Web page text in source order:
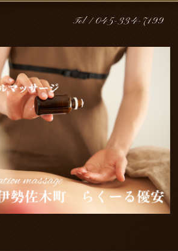
Tel / 045-334-7199